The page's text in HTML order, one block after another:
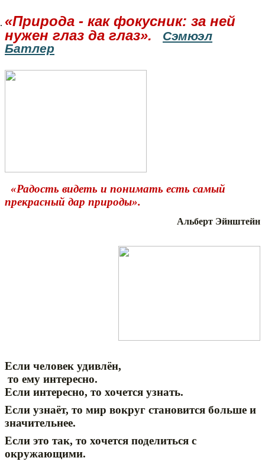
«Природа - как фокусник: за ней
нужен глаз да глаз».
Сэмюэл
Батлер
«Радость видеть и понимать есть самый
прекрасный дар природы».
Альберт Эйнштейн
Если человек удивлён,
то ему интересно.
Если интересно, то хочется узнать.
Если узнаёт, то мир вокруг становится больше и
значительнее.
Если это так, то хочется поделиться с
окружающими.